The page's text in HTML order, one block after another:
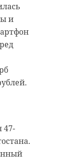
и
47-